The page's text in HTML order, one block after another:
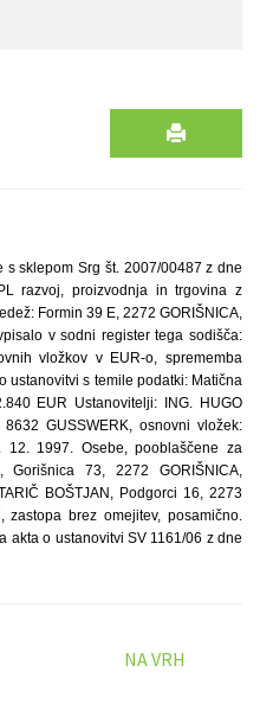
s sklepom Srg št. 2007/00487 z dne
razvoj, proizvodnja in trgovina z
Formin 39 E, 2272 GORIŠNICA,
v sodni register tega sodišča:
vložkov v EUR-o, sprememba
ustanovitvi s temile podatki: Matična
EUR Ustanovitelji: ING. HUGO
GUSSWERK, osnovni vložek:
1997. Osebe, pooblaščene za
Gorišnica 73, 2272 GORIŠNICA,
BOŠTJAN, Podgorci 16, 2273
zastopa brez omejitev, posamično.
akta o ustanovitvi SV 1161/06 z dne
NA VRH